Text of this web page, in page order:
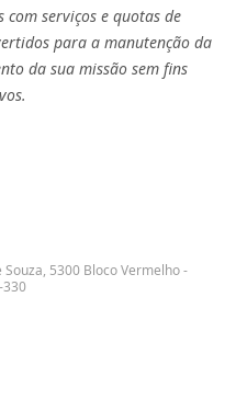
com serviços e quotas de
para a manutenção da
da sua missão sem fins
5300 Bloco Vermelho -
330